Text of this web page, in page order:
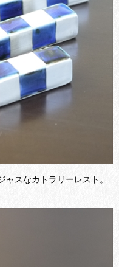
スなカトラリーレスト。